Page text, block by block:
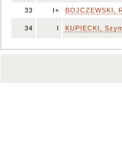
33
I+ BOJCZEWSKI,
34 I KUPIECKI,